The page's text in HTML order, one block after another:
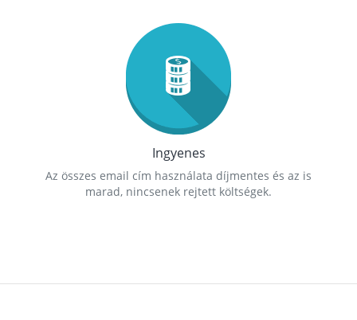
Ingyenes
Az összes email cím használata díjmentes és az is
marad, nincsenek rejtett költségek.